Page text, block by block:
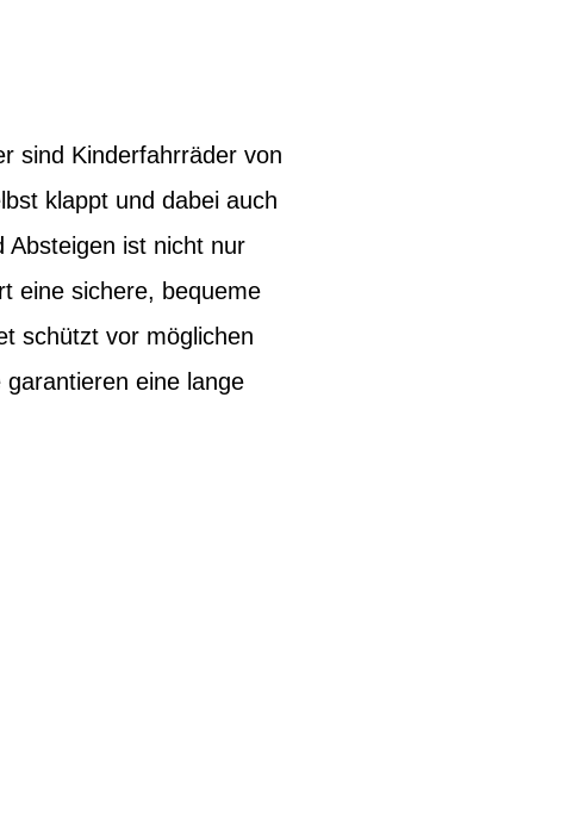
sind Kinderfahrräder von
klappt und dabei auch
Absteigen ist nicht nur
eine sichere, bequeme
schützt vor möglichen
eine lange